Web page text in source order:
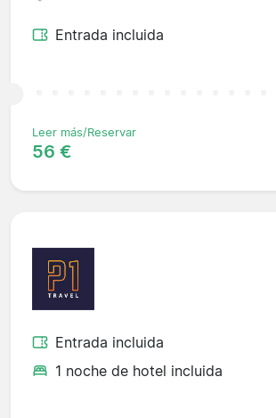
Entrada incluida
Leer más/Reservar
56 €
Entrada incluida
1 noche de hotel incluida